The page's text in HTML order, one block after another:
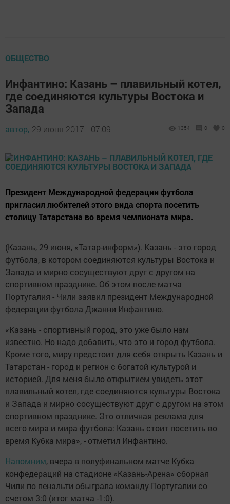
ОБЩЕСТВО
Инфантино: Казань – плавильный котел,
где соединяются культуры Востока и
Запада
автор, 29 июня 2017 - 07:09 1354 0 0
Президент Международной федерации футбола
пригласил любителей этого вида спорта посетить
столицу Татарстана во время чемпионата мира.
(Казань, 29 июня, «Татар-информ»). Казань - это город
футбола, в котором соединяются культуры Востока и
Запада и мирно сосуществуют друг с другом на
спортивном празднике. Об этом после матча
Португалия - Чили заявил президент Международной
федерации футбола Джанни Инфантино.
«Казань - спортивный город, это уже было нам
известно. Но надо добавить, что это и город футбола.
Кроме того, миру предстоит для себя открыть Казань и
Татарстан - город и регион с богатой культурой и
историей. Для меня было открытием увидеть этот
плавильный котел, где соединяются культуры Востока
и Запада и мирно сосуществуют друг с другом на этом
спортивном празднике. Это отличная реклама для
всего мира и мира футбола: Казань стоит посетить во
время Кубка мира», - отметил Инфантино.
Напомним, вчера в полуфинальном матче Кубка
конфедераций на стадионе «Казань-Арена» сборная
Чили по пенальти обыграла команду Португалии со
счетом 3:0 (итог матча -1:0).